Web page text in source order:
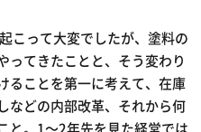
こって大変でしたが、塗料の
ってきたことと、そう変わり
ることを第一に考えて、在庫
などの内部改革、それから何